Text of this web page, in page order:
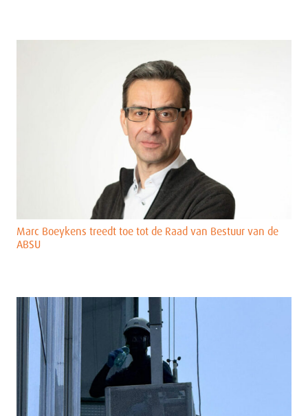
Marc Boeykens treedt toe tot de Raad van Bestuur van de
ABSU